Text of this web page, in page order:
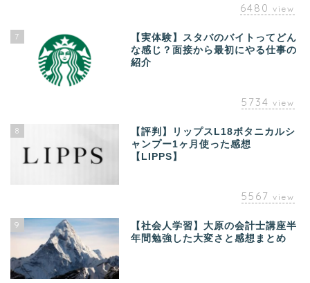
6480 view
7
【実体験】スタバのバイトってどん
な感じ？面接から最初にやる仕事の
紹介
5734 view
8
【評判】リップスL18ボタニカルシ
ャンプー1ヶ月使った感想
【LIPPS】
5567 view
9
【社会人学習】大原の会計士講座半
年間勉強した大変さと感想まとめ